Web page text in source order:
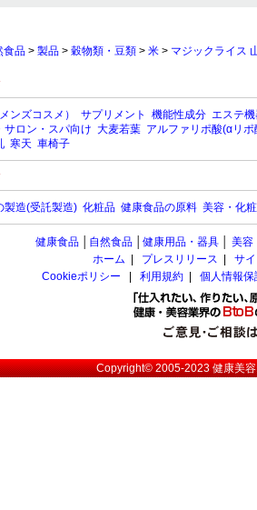
食品 > 製品 > 穀物類・豆類 > 米 > マジックライス
ンズコスメ） サプリメント 機能性成分 エステ
サロン・スパ向け 大麦若葉 アルファリポ酸(αリポ
寒天 車椅子
製造(受託製造) 化粧品 健康食品の原料 美容・化
健康食品 自然食品 健康用品・器具 美容
ホーム
プレスリリース
サ
Cookieポリシー
利用規約 個人情報
Copyright© 2005-2023健康美